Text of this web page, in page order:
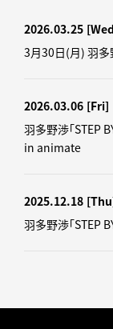
2026.03.25
3月30日(月) 羽多
2026.03.06 [Fri]
羽多野渉「STEP
in animate
2025.12.18
羽多野渉「STEP